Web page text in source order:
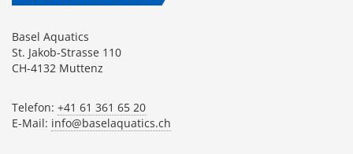
Basel Aquatics
St. Jakob-Strasse 110
CH-4132 Muttenz
Telefon: +41 61 361 65 20
E-Mail: info@baselaquatics.ch